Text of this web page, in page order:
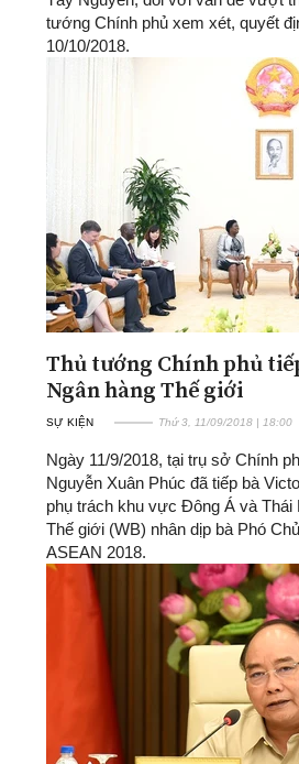
tướng Chính phủ xem xét, quyết
10/10/2018.
Thủ tướng Chính phủ
Ngân hàng Thế giới
SỰ KIỆN Thứ 3, 11/09/2018 | 18:00
Ngày 11/9/2018, tại trụ sở Chính
Nguyễn Xuân Phúc đã tiếp bà
phụ trách khu vực Đông Á và
Thế giới (WB) nhân dịp bà Phó
ASEAN 2018.